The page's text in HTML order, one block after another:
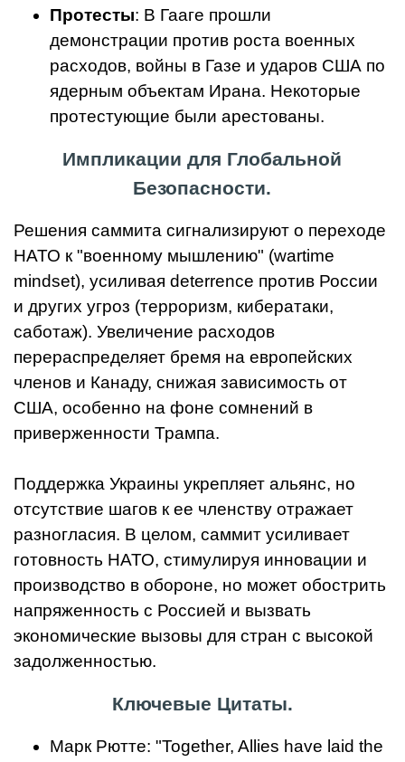
Протесты: В Гааге прошли
демонстрации против роста военных
расходов, войны в Газе и ударов США по
ядерным объектам Ирана. Некоторые
протестующие были арестованы.
Импликации для Глобальной
Безопасности.
Решения саммита сигнализируют о переходе
НАТО к "военному мышлению" (wartime
mindset), усиливая deterrence против России
и других угроз (терроризм, кибератаки,
саботаж). Увеличение расходов
перераспределяет бремя на европейских
членов и Канаду, снижая зависимость от
США, особенно на фоне сомнений в
приверженности Трампа.
Поддержка Украины укрепляет альянс, но
отсутствие шагов к ее членству отражает
разногласия. В целом, саммит усиливает
готовность НАТО, стимулируя инновации и
производство в обороне, но может обострить
напряженность с Россией и вызвать
экономические вызовы для стран с высокой
задолженностью.
Ключевые Цитаты.
Марк Рютте: "Together, Allies have laid the